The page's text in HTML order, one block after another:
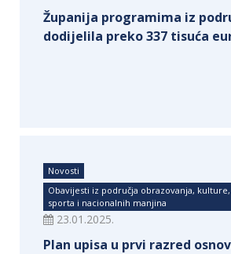
Županija programima iz
dodijelila preko 337 tisuća
Novosti
Obavijesti iz područja obrazovanja,
sporta i nacionalnih manjina
23.01.2025.
Plan upisa u prvi razred